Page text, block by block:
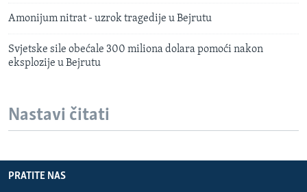
Amonijum nitrat - uzrok tragedije u Bejrutu
Svjetske sile obećale 300 miliona dolara pomoći nakon
eksplozije u Bejrutu
Nastavi čitati
PRATITE NAS